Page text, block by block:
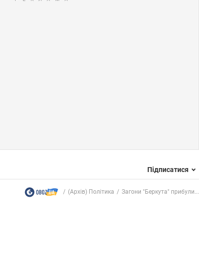
Підписатися
(Архів) Політика Загони "Беркута" прибули...